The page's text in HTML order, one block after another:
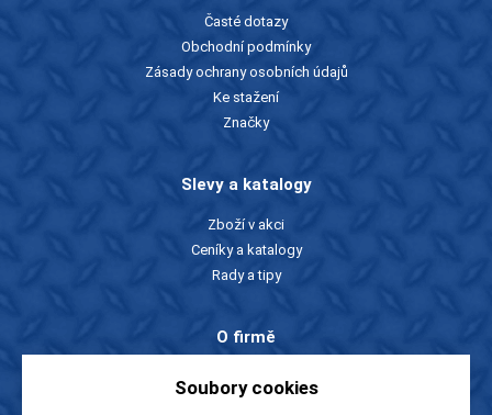
Časté dotazy
Obchodní podmínky
Zásady ochrany osobních údajů
Ke stažení
Značky
Slevy a katalogy
Zboží v akci
Ceníky a katalogy
Rady a tipy
O firmě
Kontakty
Soubory cookies